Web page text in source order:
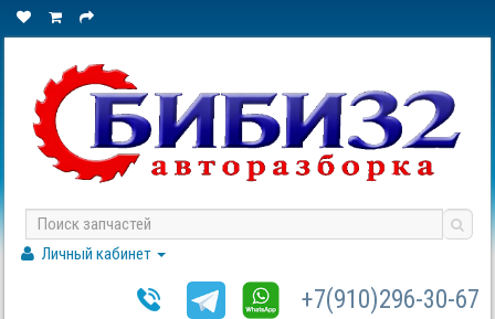
Личный кабинет
+7(910)296-30-67